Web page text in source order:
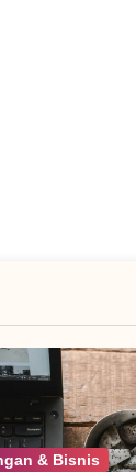
& Bisnis